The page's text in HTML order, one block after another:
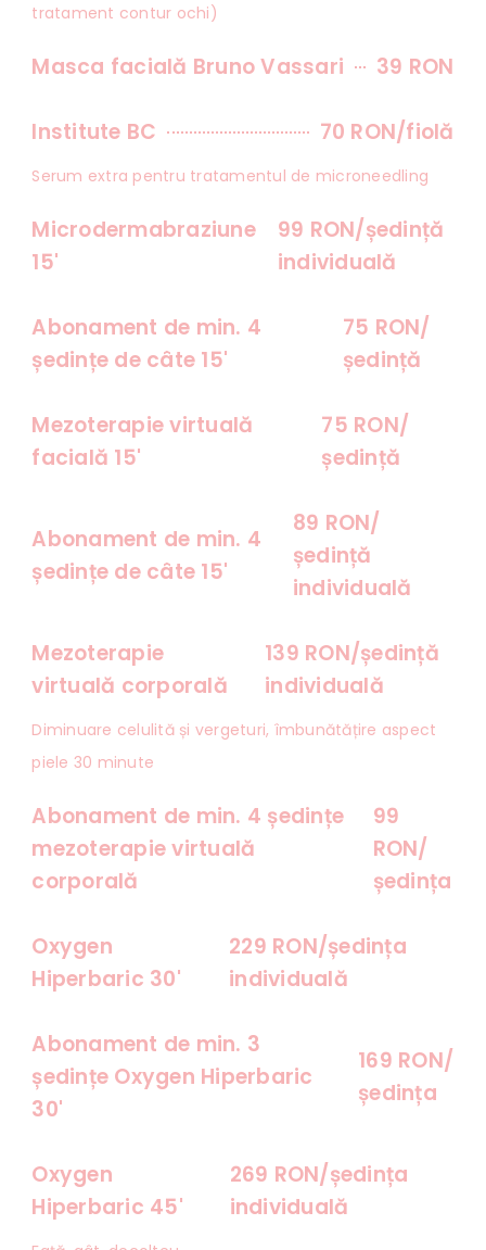
tratament contur ochi)
Masca facială Bruno Vassari 39 RON
Institute BC 70 RON/fiolă
Serum extra pentru tratamentul de microneedling
Microdermabraziune
15'
99 RON/ședință
individuală
Abonament de min. 4
ședințe de câte 15'
75 RON/
ședință
Mezoterapie virtuală
facială 15'
75 RON/
ședință
Abonament de min. 4
ședințe de câte 15'
89 RON/
ședință
individuală
Mezoterapie
virtuală corporală
139 RON/ședință
individuală
Diminuare celulită și vergeturi, îmbunătățire aspect
piele 30 minute
Abonament de min. 4 ședințe
mezoterapie virtuală
corporală
99
RON/
ședința
Oxygen
Hiperbaric 30'
229 RON/ședința
individuală
Abonament de min. 3
ședințe Oxygen Hiperbaric
30'
169 RON/
ședința
Oxygen
Hiperbaric 45'
269 RON/ședința
individuală